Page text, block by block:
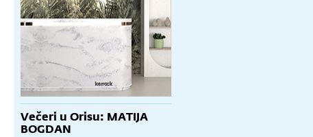
Večeri u Orisu: MATIJA
BOGDAN